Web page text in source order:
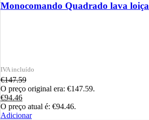
Monocomando Quadrado lava loiça
€147.59
O preço original era: €147.59.
€94.46
O preço atual é: €94.46.
Adicionar